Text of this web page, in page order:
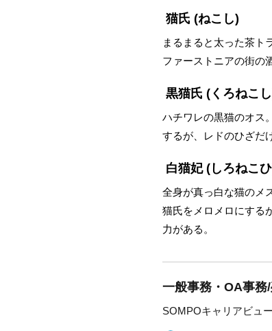
猫氏 (ねこし)
まるまると太った茶ト
ファーストニアの街の
黒猫氏 (くろねこ
ハチワレの黒猫のオス
するが、レドのひざだ
白猫妃(しろねこ
全身が真っ白な猫のメ
猫氏をメロメロにする
力がある。
一般事務・OA事務
SOMPOキャリアビュ